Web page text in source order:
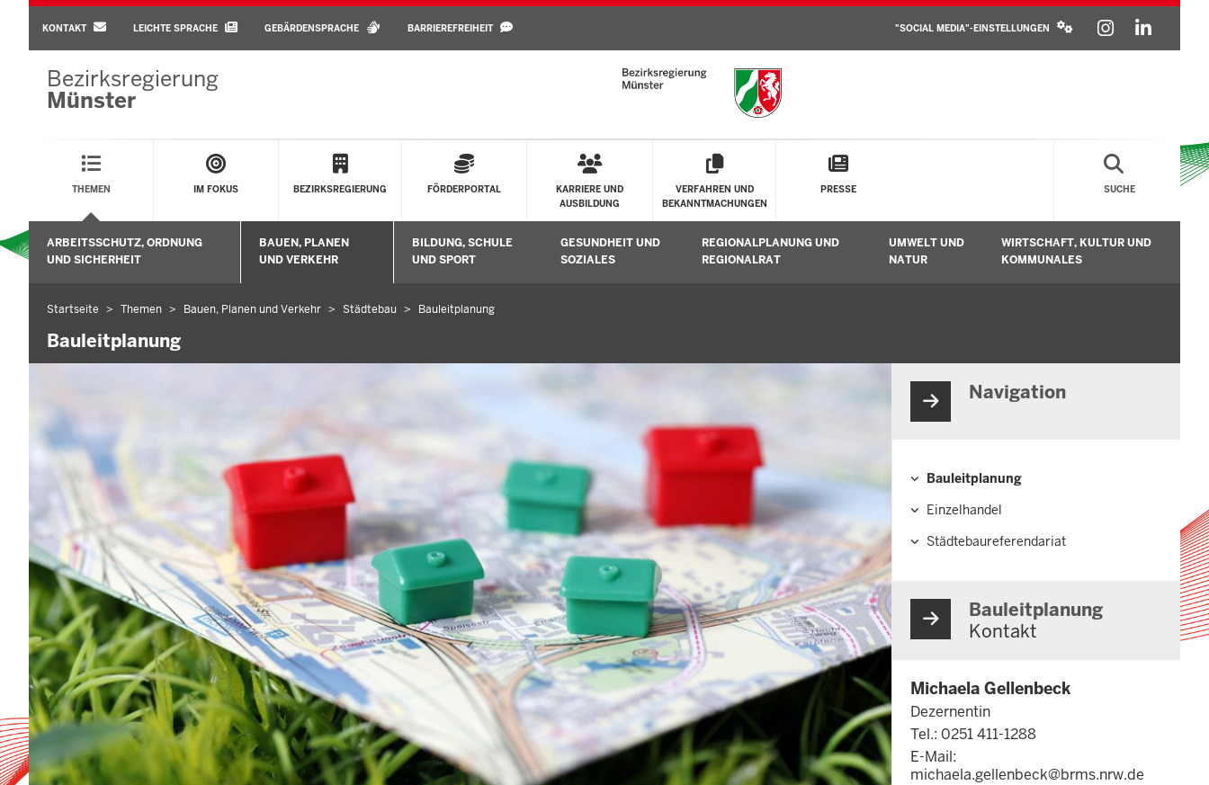
SPRACHEN
KONTAKT LEICHTE SPRACHE GEBÄRDENSPRACHE BARRIEREFREIHEIT
MEDIA
"SOCIAL MEDIA"-EINSTELLUNGEN
Bezirksregierung
Münster
THEMEN IM FOKUS BEZIRKSREGIERUNG FÖRDERPORTAL
KARRIERE UND
AUSBILDUNG
VERFAHREN UND
BEKANNTMACHUNGEN
PRESSE SUCHE
ARBEITSSCHUTZ, ORDNUNG
UND SICHERHEIT
Untermenü öffnen
BAUEN, PLANEN
UND VERKEHR
Untermenü öffnen
BILDUNG, SCHULE
UND SPORT
Untermenü öffnen
GESUNDHEIT UND
SOZIALES
Untermenü öffnen
REGIONALPLANUNG UND
REGIONALRAT
Untermenü öffnen
UMWELT UND
NATUR
Untermenü öffnen
WIRTSCHAFT, KULTUR UND
KOMMUNALES
Sie
befinden
Startseite Themen Bauen, Planen und Verkehr Städtebau Bauleitplanung
Bauleitplanung
Navigation
Bauleitplanung
Einzelhandel
Städtebaureferendariat
Bauleitplanung
Kontakt
Michaela Gellenbeck
Dezernentin
Tel.: 0251 411-1288
E-Mail:
michaela.gellenbeck@brms.nrw.de